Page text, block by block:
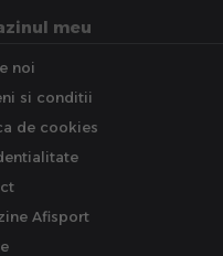
meu
noi
si conditii
de cookies
Afisport